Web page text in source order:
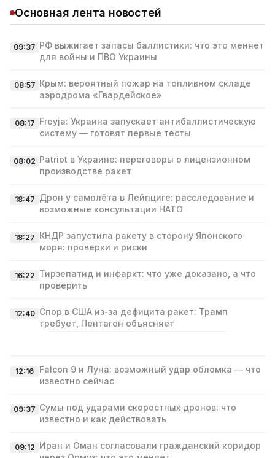
Основная лента новостей
09:37 РФ выжигает запасы баллистики: что это меняет
для войны и ПВО Украины
08:57 Крым: вероятный пожар на топливном складе
аэродрома «Гвардейское»
08:17 Freyja: Украина запускает антибаллистическую
систему — готовят первые тесты
08:02 Patriot в Украине: переговоры о лицензионном
производстве ракет
18:47 Дрон у самолёта в Лейпциге: расследование и
возможные консультации НАТО
18:27 КНДР запустила ракету в сторону Японского
моря: проверки и риски
16:22 Тирзепатид и инфаркт: что уже доказано, а что
проверить
12:40 Спор в США из‑за дефицита ракет: Трамп
требует, Пентагон объясняет
12:16
Falcon 9 и Луна: возможный удар обломка — что
известно сейчас
09:37 Сумы под ударами скоростных дронов: что
известно и как действовать
09:12 Иран и Оман согласовали гражданский коридор